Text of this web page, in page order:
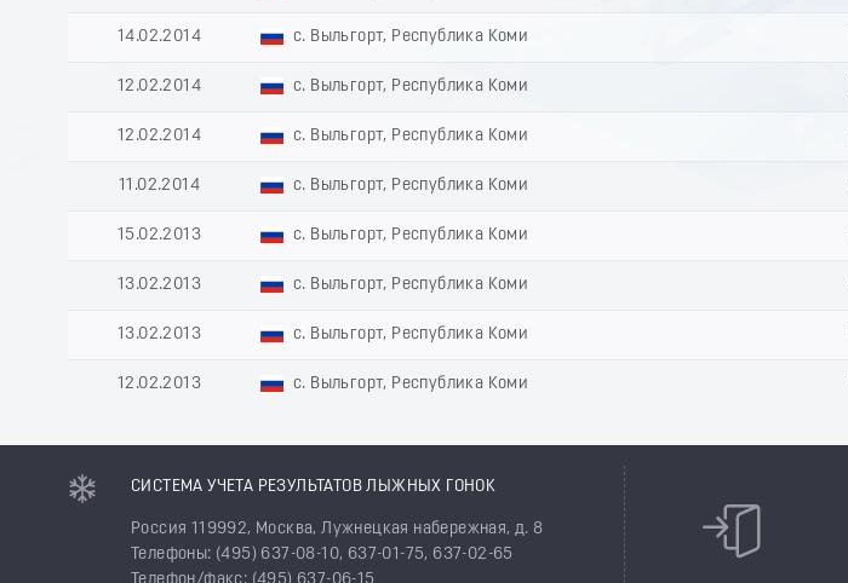
14.02.2014 с. Выльгорт, Республика Коми
12.02.2014 с. Выльгорт, Республика Коми
12.02.2014 с. Выльгорт, Республика Коми
11.02.2014 с. Выльгорт, Республика Коми
15.02.2013 с. Выльгорт, Республика Коми
13.02.2013 с. Выльгорт, Республика Коми
13.02.2013 с. Выльгорт, Республика Коми
12.02.2013 с. Выльгорт, Республика Коми
СИСТЕМА УЧЕТА РЕЗУЛЬТАТОВ ЛЫЖНЫХ ГОНОК
Россия 119992, Москва, Лужнецкая набережная, д. 8
Телефоны: (495) 637-08-10, 637-01-75, 637-02-65